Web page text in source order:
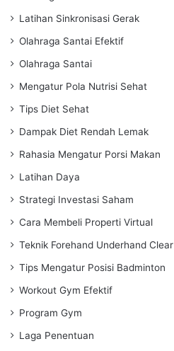
Latihan Sinkronisasi Gerak
Olahraga Santai Efektif
Olahraga Santai
Mengatur Pola Nutrisi Sehat
Tips Diet Sehat
Dampak Diet Rendah Lemak
Rahasia Mengatur Porsi Makan
Latihan Daya
Strategi Investasi Saham
Cara Membeli Properti Virtual
Teknik Forehand Underhand Clear
Tips Mengatur Posisi Badminton
Workout Gym Efektif
Program Gym
Laga Penentuan